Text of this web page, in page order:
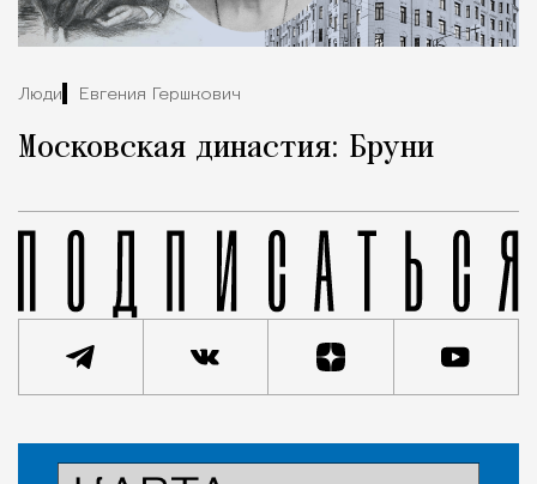
Люди Евгения Гершкович
Московская династия: Бруни